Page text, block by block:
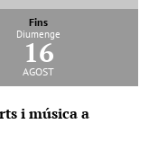
Fins
Diumenge
16
agost
i música a